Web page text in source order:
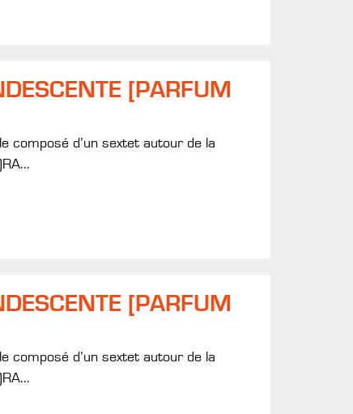
[PARFUM
composé d’un sextet autour de la
[PARFUM
composé d’un sextet autour de la